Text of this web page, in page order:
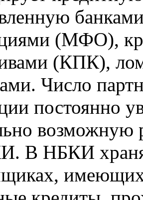
(МФО),
(КПК),
Число
постоянно
возможную
В НБКИ